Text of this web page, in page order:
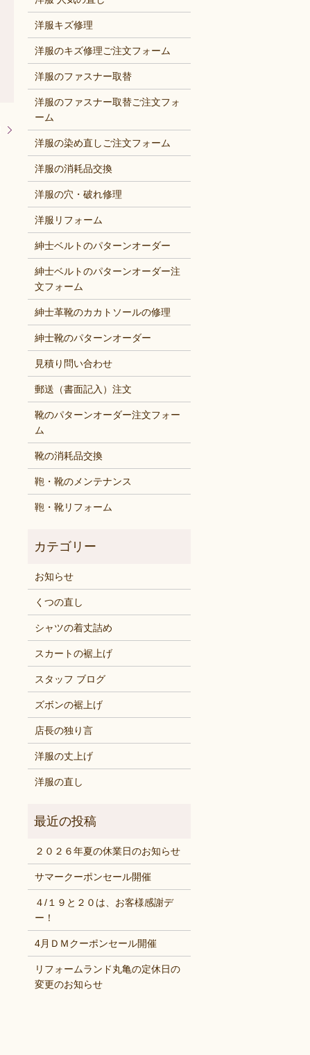
洋服キズ修理
洋服のキズ修理ご注文フォーム
洋服のファスナー取替
洋服のファスナー取替ご注文フォ
ーム
洋服の染め直しご注文フォーム
洋服の消耗品交換
洋服の穴・破れ修理
洋服リフォーム
紳士ベルトのパターンオーダー
紳士ベルトのパターンオーダー注
文フォーム
紳士革靴のカカトソールの修理
紳士靴のパターンオーダー
見積り問い合わせ
郵送（書面記入）注文
靴のパターンオーダー注文フォー
ム
靴の消耗品交換
鞄・靴のメンテナンス
鞄・靴リフォーム
お知らせ
くつの直し
シャツの着丈詰め
スカートの裾上げ
スタッフ ブログ
ズボンの裾上げ
店長の独り言
洋服の丈上げ
洋服の直し
２０２６年夏の休業日のお知らせ
サマークーポンセール開催
４/１９と２０は、お客様感謝デ
ー！
4月ＤＭクーポンセール開催
リフォームランド丸亀の定休日の
変更のお知らせ